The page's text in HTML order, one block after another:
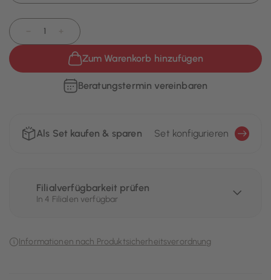
Zum Warenkorb hinzufügen
Beratungstermin vereinbaren
Als Set kaufen & sparen Set konfigurieren
Filialverfügbarkeit prüfen
In 4 Filialen verfügbar
Informationen nach Produktsicherheitsverordnung